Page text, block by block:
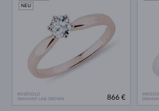
ROSÉGOLD
DIAMANT LAB GROWN
NEU
866 €